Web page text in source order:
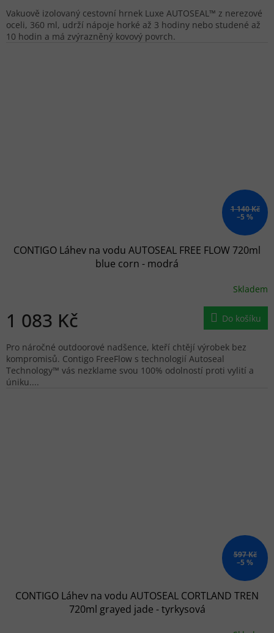
Vakuově izolovaný cestovní hrnek Luxe AUTOSEAL™ z nerezové
oceli, 360 ml, udrží nápoje horké až 3 hodiny nebo studené až
10 hodin a má zvýrazněný kovový povrch.
1 140 Kč
–5 %
CONTIGO Láhev na vodu AUTOSEAL FREE FLOW 720ml
blue corn - modrá
Skladem
1 083 Kč Do košíku
Pro náročné outdoorové nadšence, kteří chtějí výrobek bez
kompromisů. Contigo FreeFlow s technologií Autoseal
Technology™ vás nezklame svou 100% odolností proti vylití a
úniku....
597 Kč
–5 %
CONTIGO Láhev na vodu AUTOSEAL CORTLAND TREN
720ml grayed jade - tyrkysová